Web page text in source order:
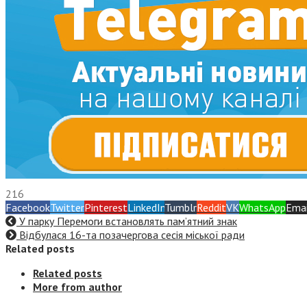
216
FacebookTwitterPinterestLinkedInTumblrRedditVKWhatsApp
У парку Перемоги встановлять пам’ятний знак
Відбулася 16-та позачергова сесія міської ради
Related posts
Related posts
More from author